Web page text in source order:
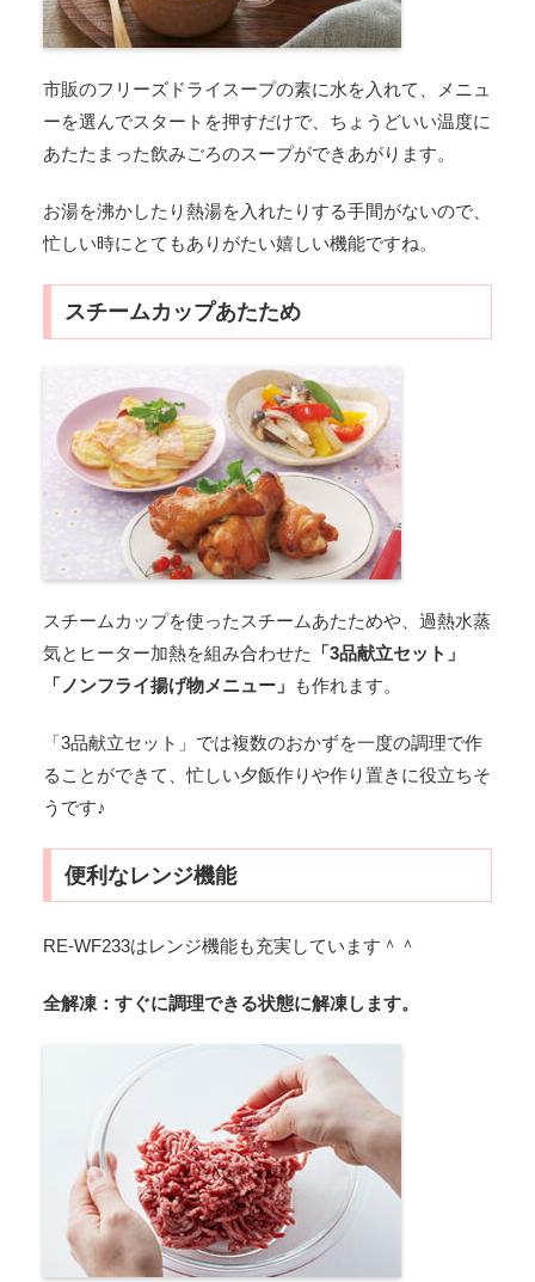
市販のフリーズドライスープの素に水を入れて、メニュ
ーを選んでスタートを押すだけで、ちょうどいい温度に
あたたまった飲みごろのスープができあがります。
お湯を沸かしたり熱湯を入れたりする手間がないので、
忙しい時にとてもありがたい嬉しい機能ですね。
スチームカップあたため
スチームカップを使ったスチームあたためや、過熱水蒸
気とヒーター加熱を組み合わせた
「3品献立セット」
「ノンフライ揚げ物メニュー」
も作れます。
「3品献立セット」では複数のおかずを一度の調理で作
ることができて、忙しい夕飯作りや作り置きに役立ちそ
うです♪
便利なレンジ機能
RE-WF233はレンジ機能も充実しています＾＾
全解凍：すぐに調理できる状態に解凍します。